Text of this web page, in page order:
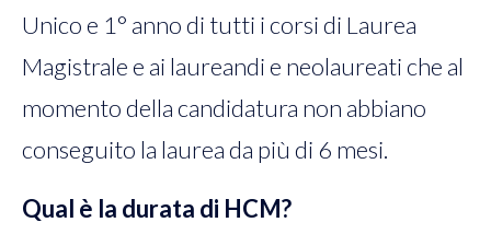
Unico e 1° anno di tutti i corsi di Laurea
Magistrale e ai laureandi e neolaureati che al
momento della candidatura non abbiano
conseguito la laurea da più di 6 mesi.
Qual è la durata di HCM?